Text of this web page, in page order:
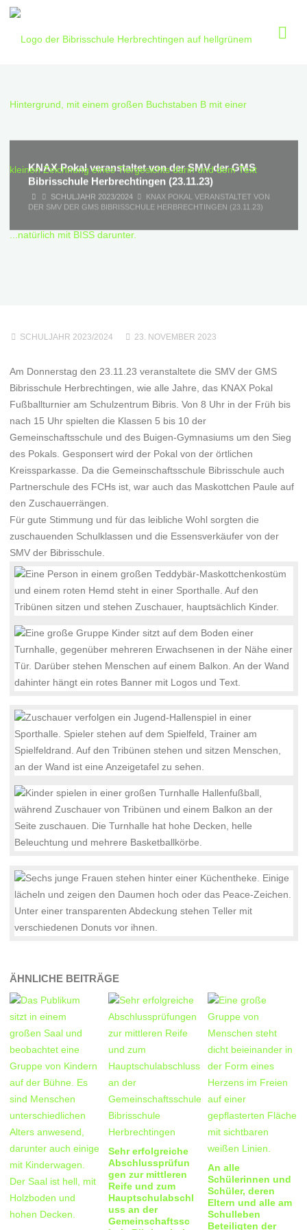
Skip
content
KNAX Pokal veranstaltet von der SMV der GMS
Bibrisschule Herbrechtingen (23.11.23)
HOMESCHULJAHR 2023/2024
KNAX POKAL VERANSTALTET VON
DER SMV DER GMS BIBRISSCHULE HERBRECHTINGEN (23.11.23)
SCHULJAHR 2023/2024 23. NOVEMBER 2023
Am Donnerstag den 23.11.23 veranstaltete die SMV der GMS
Bibrisschule Herbrechtingen, wie alle Jahre, das KNAX Pokal
Fußballturnier am Schulzentrum Bibris. Von 8 Uhr in der Früh bis
nach 15 Uhr spielten die Klassen 5 bis 10 der
Gemeinschaftsschule und des Buigen-Gymnasiums um den Sieg
des Pokals. Gesponsert wird der Pokal von der örtlichen
Kreissparkasse. Da die Gemeinschaftsschule Bibrisschule auch
Partnerschule des FCHs ist, war auch das Maskottchen Paule auf
den Zuschauerrängen.
Für gute Stimmung und für das leibliche Wohl sorgten die
zuschauenden Schulklassen und die Essensverkäufer von der
SMV der Bibrisschule.
ÄHNLICHE BEITRÄGE
Sehr erfolgreiche
Abschlussprüfun
gen zur mittleren
Reife und zum
Hauptschulabschl
uss an der
Gemeinschaftssc
An alle
Schülerinnen und
Schüler, deren
Eltern und alle am
Schulleben
Beteiligten der